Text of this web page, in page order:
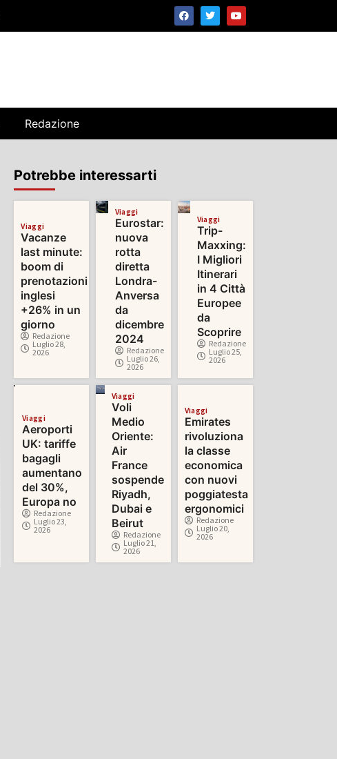
Redazione
Potrebbe interessarti
Viaggi
Vacanze
last minute:
boom di
prenotazioni
inglesi
+26% in un
giorno
Redazione
Luglio 28,
2026
Viaggi
Eurostar:
nuova
rotta
diretta
Londra-
Anversa
da
dicembre
2024
Redazione
Luglio 26,
2026
Viaggi
Trip-
Maxxing:
I Migliori
Itinerari
in 4 Città
Europee
da
Scoprire
Redazione
Luglio 25,
2026
Viaggi
Aeroporti
UK: tariffe
bagagli
aumentano
del 30%,
Europa no
Redazione
Luglio 23,
2026
Viaggi
Voli
Medio
Oriente:
Air
France
sospende
Riyadh,
Dubai e
Beirut
Redazione
Luglio 21,
2026
Viaggi
Emirates
rivoluziona
la classe
economica
con nuovi
poggiatesta
ergonomici
Redazione
Luglio 20,
2026